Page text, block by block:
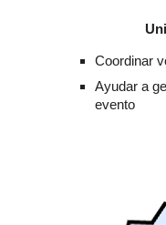
Coordinar
Ayudar a
evento